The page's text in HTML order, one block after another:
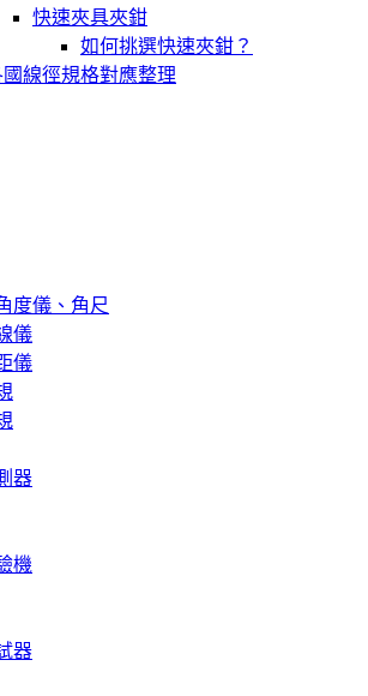
快速夾具夾鉗
如何挑選快速夾鉗？
國線徑規格對應整理
度儀、角尺
儀
儀
器
機
器